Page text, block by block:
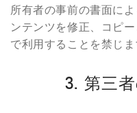
所有者の事前の書面に
ンテンツを修正、コピ
で利用することを禁じま
3. 第三